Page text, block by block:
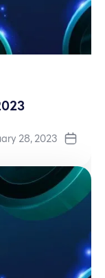
28, 2023